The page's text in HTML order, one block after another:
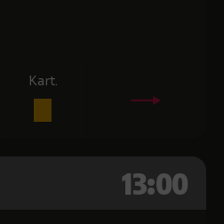
Kart.
13:00